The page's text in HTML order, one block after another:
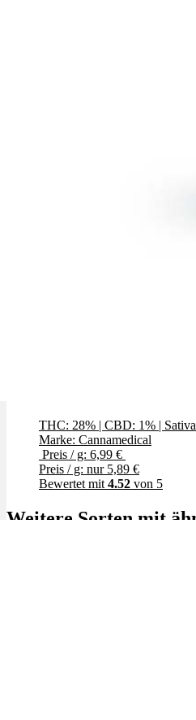
THC: 28% | CBD: 1% | Sativa
Marke: Cannamedical
Preis / g: 6,99 €
Preis / g: nur 5,89 €
Bewertet mit 4.52 von 5
Weitere Sorten mit